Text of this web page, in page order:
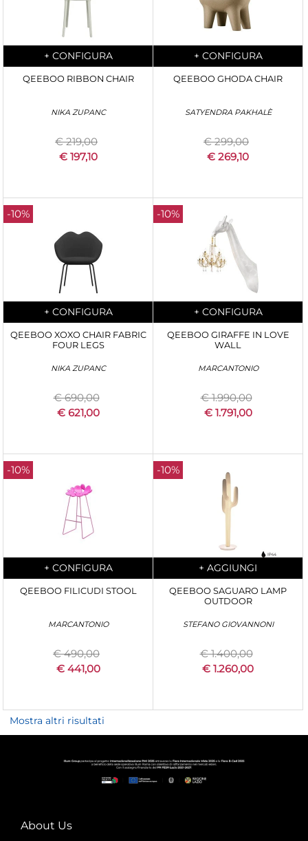
Quantity
+ CONFIGURA
QEEBOO RIBBON CHAIR
NIKA ZUPANC
€ 219,00
€ 197,10
Quantity
+ CONFIGURA
QEEBOO GHODA CHAIR
SATYENDRA PAKHALÈ
€ 299,00
€ 269,10
-10%
Quantity
+ CONFIGURA
QEEBOO XOXO CHAIR FABRIC
FOUR LEGS
NIKA ZUPANC
€ 690,00
€ 621,00
-10%
Quantity
+ CONFIGURA
QEEBOO GIRAFFE IN LOVE
WALL
MARCANTONIO
€ 1.990,00
€ 1.791,00
-10%
Quantity
+ CONFIGURA
QEEBOO FILICUDI STOOL
MARCANTONIO
€ 490,00
€ 441,00
-10%
Quantity
+ AGGIUNGI
QEEBOO SAGUARO LAMP
OUTDOOR
STEFANO GIOVANNONI
€ 1.400,00
€ 1.260,00
Mostra altri risultati
About Us